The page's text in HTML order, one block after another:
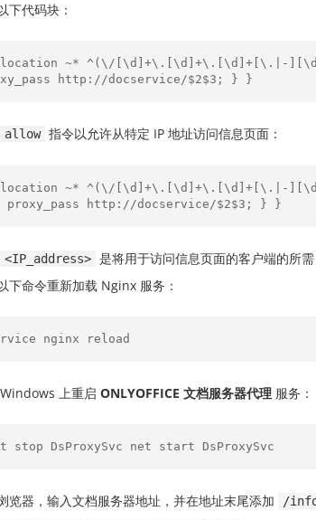
下代码块：
~* ^(\/[\d]+\.[\d]+\.[\d]+[\.|-
http://docservice/$2$3; } }
allow 指令以允许从特定 IP 地址访问信息页面：
~* ^(\/[\d]+\.[\d]+\.[\d]+[\.|-
http://docservice/$2$3; } }
<IP_address> 是将用于访问信息页面的客户端的所需
下命令重新加载 Nginx 服务：
nginx reload
上重启 ONLYOFFICE 文档服务器代理 服务：
stop DsProxySvc net start DsProxySvc
览器，输入文档服务器地址，并在地址末尾添加 /